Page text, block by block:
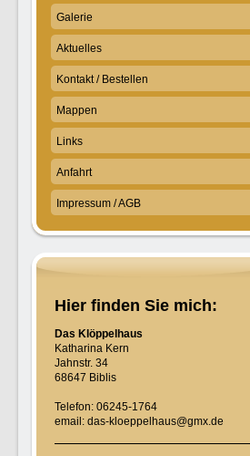
Galerie
Aktuelles
Kontakt / Bestellen
Mappen
Links
Anfahrt
Impressum / AGB
Hier finden Sie mich:
Das Klöppelhaus
Katharina Kern
Jahnstr. 34
68647 Biblis
Telefon: 06245-1764
email: das-kloeppelhaus@gmx.de